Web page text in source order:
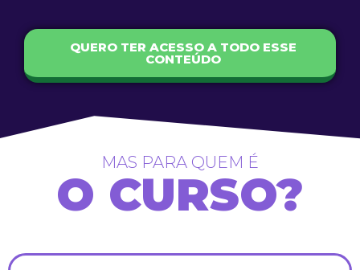
QUERO TER ACESSO A TODO ESSE
CONTEÚDO
MAS PARA QUEM É
O CURSO?